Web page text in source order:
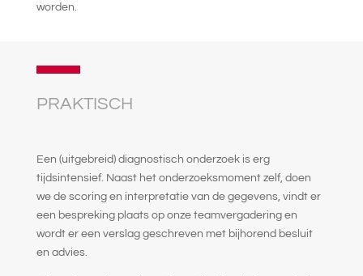
worden.
PRAKTISCH
Een (uitgebreid) diagnostisch onderzoek is erg
tijdsintensief. Naast het onderzoeksmoment zelf, doen
we de scoring en interpretatie van de gegevens, vindt er
een bespreking plaats op onze teamvergadering en
wordt er een verslag geschreven met bijhorend besluit
en advies.